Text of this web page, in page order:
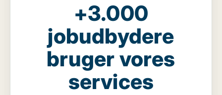
+3.000
jobudbydere
bruger vores
services